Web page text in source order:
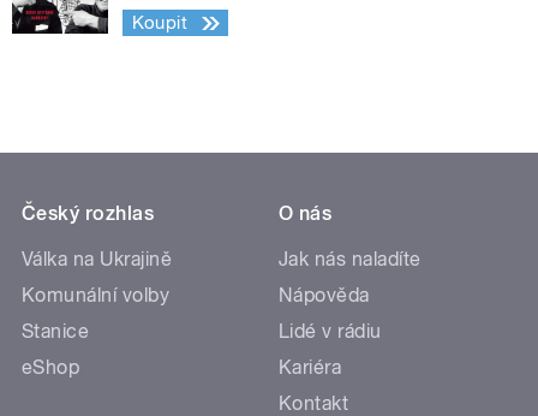
Koupit
Český rozhlas
Válka na Ukrajině
Komunální volby
Stanice
eShop
O nás
Jak nás naladíte
Nápověda
Lidé v rádiu
Kariéra
Kontakt